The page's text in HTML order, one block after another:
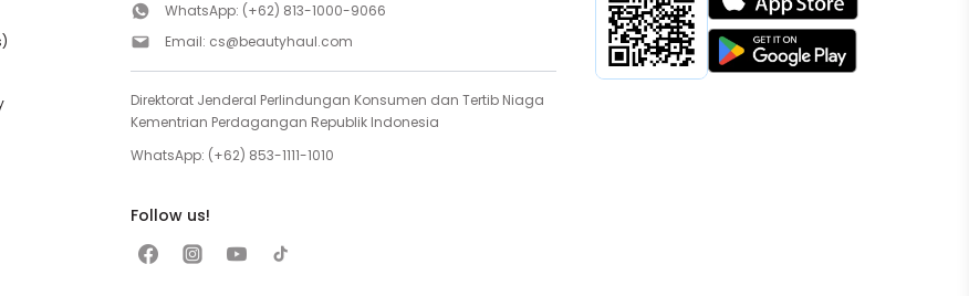
WhatsApp: (+62) 813-1000-9066
Email: cs@beautyhaul.com
Direktorat Jenderal Perlindungan Konsumen dan Tertib Niaga
Kementrian Perdagangan Republik Indonesia
WhatsApp: (+62) 853-1111-1010
Follow us!